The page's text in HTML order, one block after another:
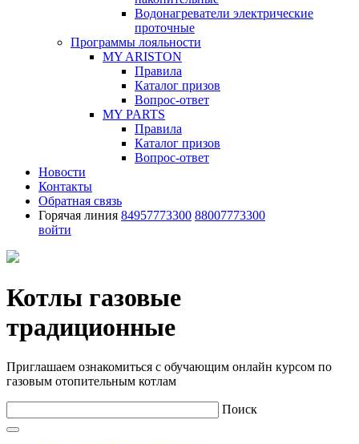
Водонагреватели электрические
проточные
Программы лояльности
MY ARISTON
Правила
Каталог призов
Вопрос-ответ
MY PARTS
Правила
Каталог призов
Вопрос-ответ
Новости
Контакты
Обратная связь
Горячая линия 84957773300 88007773300
войти
Котлы газовые
традиционные
Приглашаем ознакомиться с обучающим онлайн курсом по
газовым отопительным котлам
Поиск